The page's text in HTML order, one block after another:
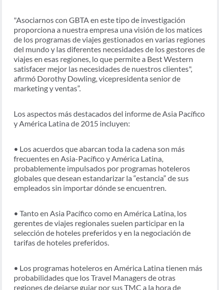
"Asociarnos con GBTA en este tipo de investigación
proporciona a nuestra empresa una visión de los matices
de los programas de viajes gestionados en varias regiones
del mundo y las diferentes necesidades de los gestores de
viajes en esas regiones, lo que permite a Best Western
satisfacer mejor las necesidades de nuestros clientes",
afirmó Dorothy Dowling, vicepresidenta senior de
marketing y ventas”.
Los aspectos más destacados del informe de Asia Pacífico
y América Latina de 2015 incluyen:
• Los acuerdos que abarcan toda la cadena son más
frecuentes en Asia-Pacífico y América Latina,
probablemente impulsados por programas hoteleros
globales que desean estandarizar la “estancia” de sus
empleados sin importar dónde se encuentren.
• Tanto en Asia Pacífico como en América Latina, los
gerentes de viajes regionales suelen participar en la
selección de hoteles preferidos y en la negociación de
tarifas de hoteles preferidos.
• Los programas hoteleros en América Latina tienen más
probabilidades que los Travel Managers de otras
regiones de dejarse guiar por sus TMC a la hora de